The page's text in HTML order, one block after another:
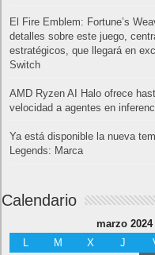
El Fire Emblem: Fortune’s
detalles sobre este juego,
estratégicos, que llegará en
Switch
AMD Ryzen AI Halo ofrece
velocidad a agentes en
Ya está disponible la nueva
Legends: Marca
Calendario
marzo 2024
M X J